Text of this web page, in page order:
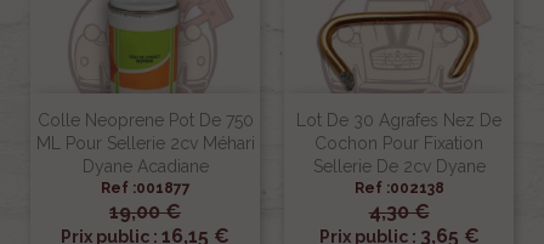
Colle Neoprene Pot De 750
ML Pour Sellerie 2cv Méhari
Dyane Acadiane
Ref :001877
19,00 €
Prix public : 16,15 €
Lot De 30 Agrafes Nez De
Cochon Pour Fixation
Sellerie De 2cv Dyane
Ref :002138
4,30 €
Prix public : 3,65 €